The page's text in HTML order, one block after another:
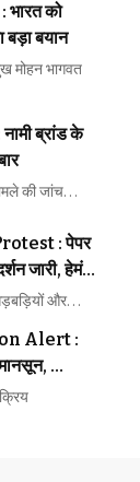
को
बड़ा बयान
मोहन भागवत
ब्रांड के
की जांच…
: पेपर
जारी, हेमंत
भी बेनतीजा
और…
Alert :
प्रभावित